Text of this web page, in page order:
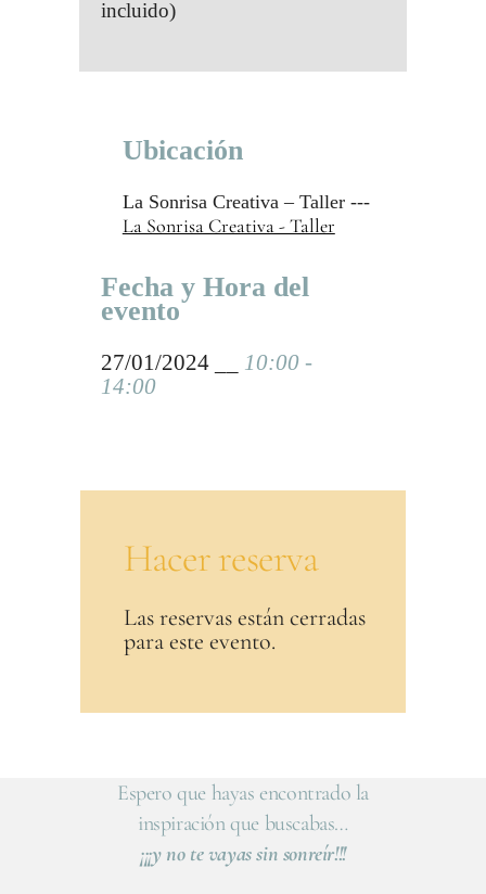
incluido)
Ubicación
La Sonrisa Creativa – Taller ---
La Sonrisa Creativa - Taller
Fecha y Hora del
evento
27/01/2024 __
10:00 -
14:00
Hacer reserva
Las reservas están cerradas
para este evento.
Espero que hayas encontrado la
inspiración que buscabas…
¡¡¡y no te vayas sin sonreír!!!